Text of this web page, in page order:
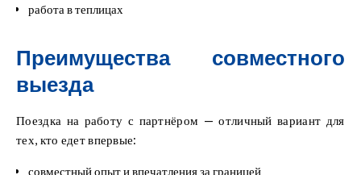
работа в теплицах
Преимущества совместного
выезда
Поездка на работу с партнёром — отличный вариант для
тех, кто едет впервые:
совместный опыт и впечатления за границей